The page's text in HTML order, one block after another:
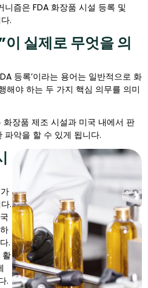
즘은 FDA 화장품 시설 등록 및
.
실제로 무엇을 의
등록’이라는 용어는 일반적으로 화
해야 하는 두 가지 핵심 의무를 의미
장품 제조 시설과 미국 내에서 판
악을 할 수 있게 됩니다.
.
.
활
.